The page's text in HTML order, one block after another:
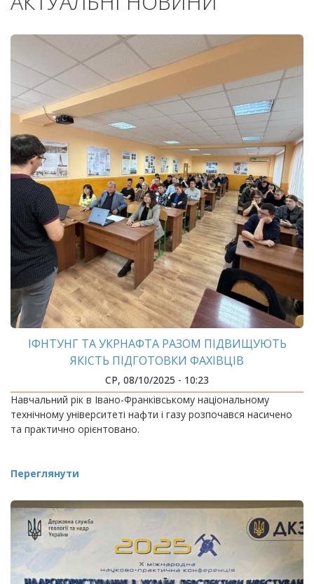
ІФНТУНГ ТА УКРНАФТА РАЗОМ ПІДВИЩУЮТЬ
ЯКІСТЬ ПІДГОТОВКИ ФАХІВЦІВ
СР, 08/10/2025 - 10:23
Навчальний рік в Івано-Франківському національному
технічному університеті нафти і газу розпочався насичено
та практично орієнтовано.
Переглянути